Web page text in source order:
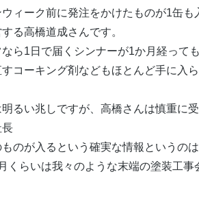
ィーク前に発注をかけたものが1缶も
る高橋道成さんです。
ら1日で届くシンナーが1か月経って
コーキング剤などもほとんど手に入
るい兆しですが、高橋さんは慎重に受
ものが入るという確実な情報というの
くらいは我々のような末端の塗装工